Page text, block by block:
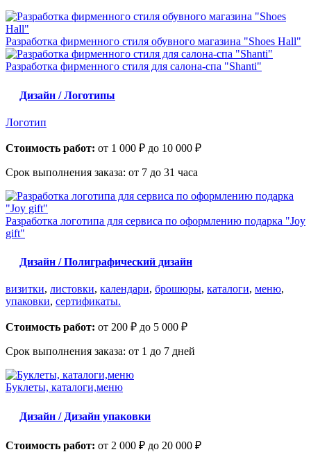
Разработка фирменного стиля обувного магазина "Shoes Hall"
Разработка фирменного стиля для салона-спа "Shanti"
Дизайн / Логотипы
Логотип
Стоимость работ: от 1 000 ₽ до 10 000 ₽
Срок выполнения заказа: от 7 до 31 часа
Разработка логотипа для сервиса по оформлению подарка "Joy
gift"
Дизайн / Полиграфический дизайн
визитки, листовки, календари, брошюры, каталоги, меню,
упаковки, сертификаты.
Стоимость работ: от 200 ₽ до 5 000 ₽
Срок выполнения заказа: от 1 до 7 дней
Буклеты, каталоги,меню
Дизайн / Дизайн упаковки
Стоимость работ: от 2 000 ₽ до 20 000 ₽